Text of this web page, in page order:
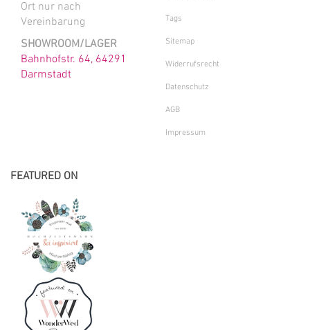
Ort nur nach
Vereinbarung
SHOWROOM/LAGER
Bahnhofstr. 64, 64291
Darmstadt
Tags
Sitemap
Widerrufsrecht
Datenschutz
AGB
Impressum
FEATURED ON